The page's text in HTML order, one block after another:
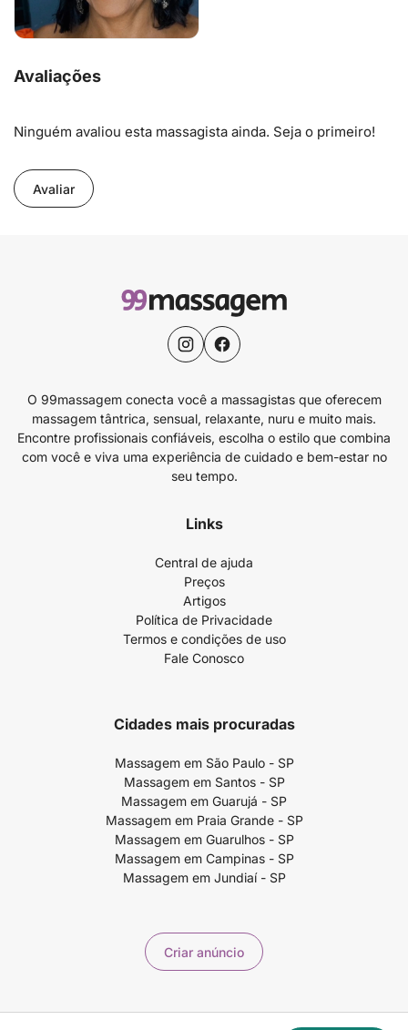
Avaliações
Ninguém avaliou esta massagista ainda. Seja o primeiro!
Avaliar
O 99massagem conecta você a massagistas que oferecem
massagem tântrica, sensual, relaxante, nuru e muito mais.
Encontre profissionais confiáveis, escolha o estilo que combina
com você e viva uma experiência de cuidado e bem-estar no
seu tempo.
Links
Central de ajuda
Preços
Artigos
Política de Privacidade
Termos e condições de uso
Fale Conosco
Cidades mais procuradas
Massagem em São Paulo - SP
Massagem em Santos - SP
Massagem em Guarujá - SP
Massagem em Praia Grande - SP
Massagem em Guarulhos - SP
Massagem em Campinas - SP
Massagem em Jundiaí - SP
Criar anúncio
Copyright ©2026 99massagem.com.br - 99Massagem Publicidade e